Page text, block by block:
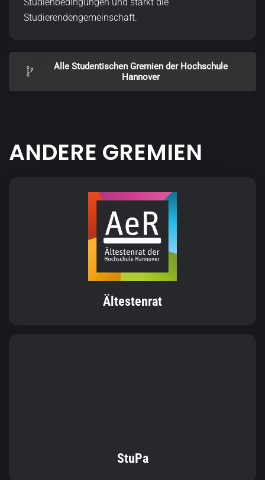
Studierendengemeinschaft.
Alle Studentischen Gremien der Hochschule
Hannover
ANDERE GREMIEN
Ältestenrat
StuPa